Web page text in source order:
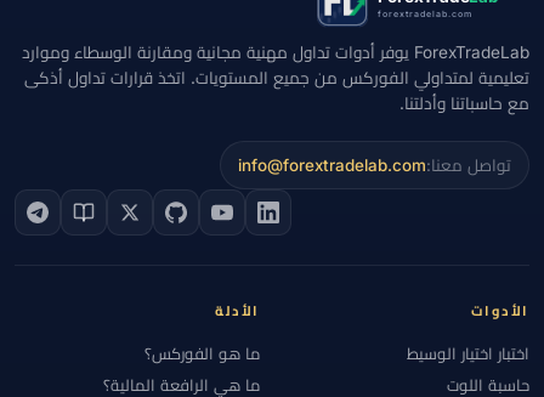
forextradelab.com
ForexTradeLab يوفر أدوات تداول مهنية مجانية ومقارنة الوسطاء وموارد
تعليمية لمتداولي الفوركس من جميع المستويات. اتخذ قرارات تداول أذكى
مع حاسباتنا وأدلتنا.
تواصل معنا:info@forextradelab.com
الأدوات
اختبار اختيار الوسيط
حاسبة اللوت
الأدلة
ما هو الفوركس؟
ما هي الرافعة المالية؟